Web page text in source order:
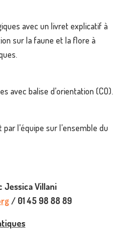
avec un livret explicatif à
sur la faune et la flore à
thématiques.
avec balise d’orientation (CO).
l’équipe sur l’ensemble du
Jessica Villani
/ 01 45 98 88 89